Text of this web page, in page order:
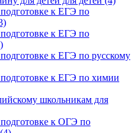
к ЕГЭ по
к ЕГЭ по
к ЕГЭ по русскому
к ЕГЭ по химии
школьникам для
к ОГЭ по